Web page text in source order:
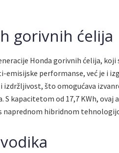
gorivnih ćelija
Honda gorivnih ćelija, koji
emisijske performanse, već je i
izdržljivost, što omogućava
kapacitetom od 17,7 KWh, ovaj
naprednom hibridnom